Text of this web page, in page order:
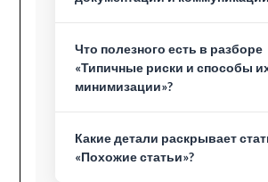
Что полезного есть в разборе
«Типичные риски и способы
минимизации»?
Какие детали раскрывает
«Похожие статьи»?